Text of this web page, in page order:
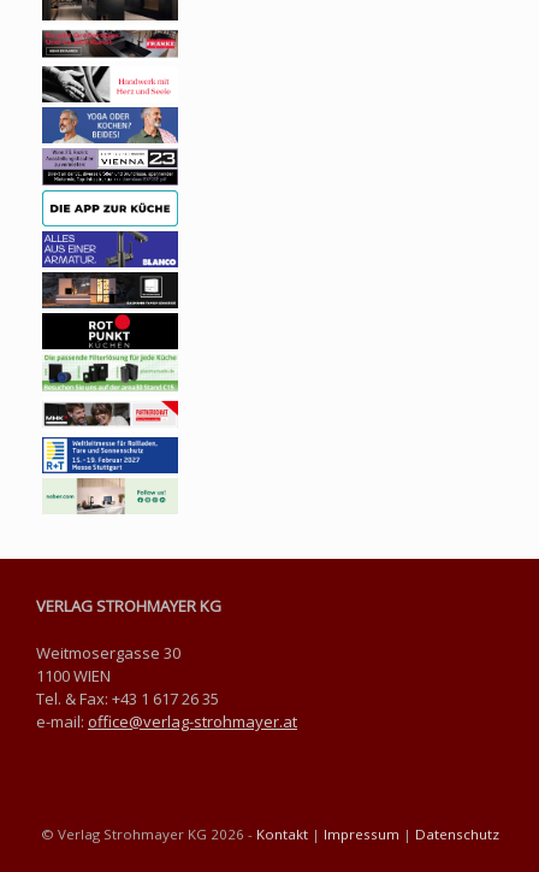
VERLAG STROHMAYER KG
Weitmosergasse 30
1100 WIEN
Tel. & Fax: +43 1 617 26 35
e-mail: office@verlag-strohmayer.at
© Verlag Strohmayer KG 2026 - Kontakt| Impressum | Datenschutz